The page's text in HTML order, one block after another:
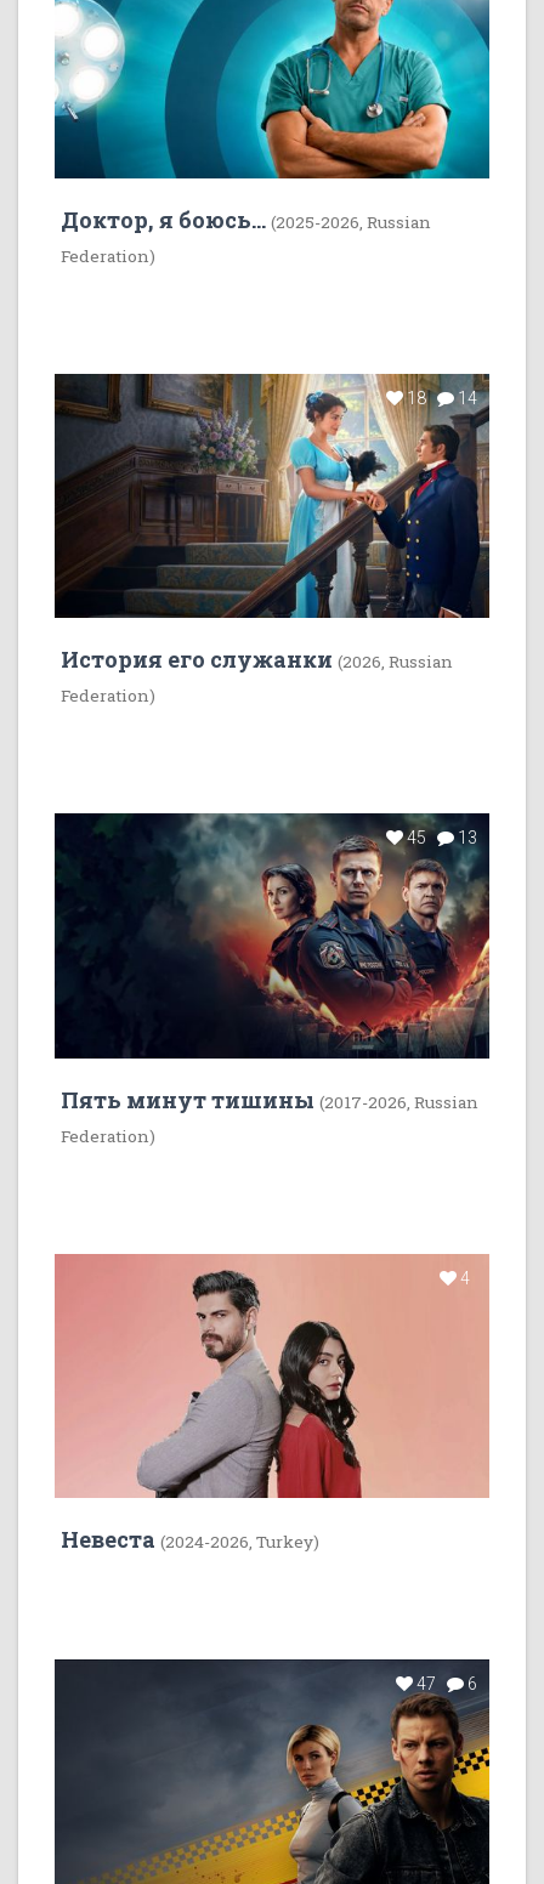
Доктор, я боюсь... (2025-2026, Russian
Federation)
18 14
История его служанки (2026, Russian
Federation)
45 13
Пять минут тишины (2017-2026, Russian
Federation)
4
Невеста (2024-2026, Turkey)
47 6